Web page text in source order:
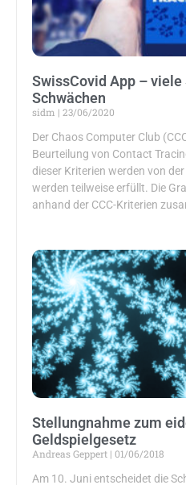
SwissCovid App –
Schwächen
sidm
23/06/2020
Der Chaos Computer Club
Beurteilung von Contact
dieser Kriterien werden von
werden teilweise erfüllt. Die
anhand der CCC-Kriterien
Stellungnahme zum
Geldspielgesetz
Andreas Geppert 01/06/2018
Am 10. Juni entscheidet die